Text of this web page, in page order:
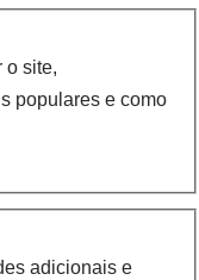
o site,
populares e como
adicionais e